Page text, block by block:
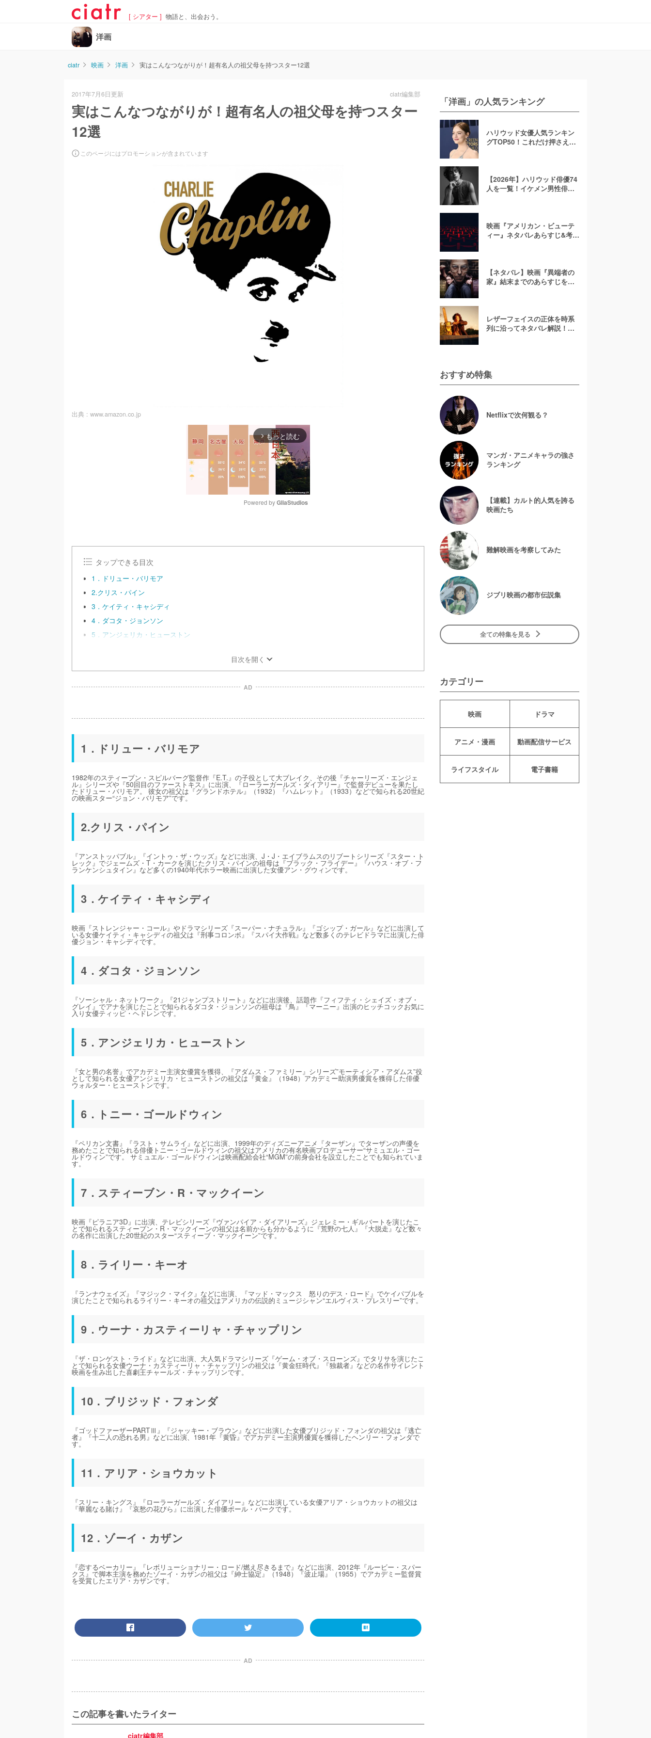
[ シアター ] 物語と、出会おう。
洋画
ciatr 映画 洋画 実はこんなつながりが！超有名人の祖父母を持つスター12選
2017年7月6日更新 ciatr編集部
実はこんなつながりが！超有名人の祖父母を持つスター
12選
このページにはプロモーションが含まれています
出典 : www.amazon.co.jp
arrow_forward_ios もっと読む
u
Powered by GliaStudios
タップできる目次
1．ドリュー・バリモア
2.クリス・パイン
3．ケイティ・キャシディ
4．ダコタ・ジョンソン
5．アンジェリカ・ヒューストン
目次を開く
AD
1．ドリュー・バリモア
1982年のスティーブン・スピルバーグ監督作『E.T.』の子役として大ブレイク、その後『チャーリーズ・エンジェ
ル』シリーズや『50回目のファーストキス』に出演、『ローラーガールズ・ダイアリー』で監督デビューを果たし
たドリュー・バリモア。 彼女の祖父は『グランドホテル』（1932）『ハムレット』（1933）などで知られる20世紀
の映画スター“ジョン・バリモア”です。
2.クリス・パイン
『アンストッパブル』『イントゥ・ザ・ウッズ』などに出演、J・J・エイブラムスのリブートシリーズ『スター・ト
レック』でジェームズ・T・カークを演じたクリス・パインの祖母は『ブラック・フライデー』『ハウス・オブ・フ
ランケンシュタイン』など多くの1940年代ホラー映画に出演した女優アン・グウィンです。
3．ケイティ・キャシディ
映画『ストレンジャー・コール』やドラマシリーズ『スーパー・ナチュラル』『ゴシップ・ガール』などに出演して
いる女優ケイティ・キャシディの祖父は『刑事コロンボ』『スパイ大作戦』など数多くのテレビドラマに出演した俳
優ジョン・キャシディです。
4．ダコタ・ジョンソン
『ソーシャル・ネットワーク』『21ジャンプストリート』などに出演後、話題作『フィフティ・シェイズ・オブ・
グレイ』でアナを演じたことで知られるダコタ・ジョンソンの祖母は『鳥』『マーニー』出演のヒッチコックお気に
入り女優ティッピ・ヘドレンです。
5．アンジェリカ・ヒューストン
『女と男の名誉』でアカデミー主演女優賞を獲得、『アダムス・ファミリー』シリーズ”モーティシア・アダムス”役
として知られる女優アンジェリカ・ヒューストンの祖父は『黄金』（1948）アカデミー助演男優賞を獲得した俳優
ウォルター・ヒューストンです。
6．トニー・ゴールドウィン
『ペリカン文書』『ラスト・サムライ』などに出演、1999年のディズニーアニメ『ターザン』でターザンの声優を
務めたことで知られる俳優トニー・ゴールドウィンの祖父はアメリカの有名映画プロデューサー“サミュエル・ゴー
ルドウィン”です。 サミュエル・ゴールドウィンは映画配給会社“MGM”の前身会社を設立したことでも知られていま
す。
7．スティーブン・R・マックイーン
映画『ピラニア3D』に出演、テレビシリーズ『ヴァンパイア・ダイアリーズ』ジェレミー・ギルバートを演じたこ
とで知られるスティーブン・R・マックイーンの祖父は名前からも分かるように『荒野の七人』『大脱走』など数々
の名作に出演した20世紀のスター“スティーブ・マックイーン”です。
8．ライリー・キーオ
『ランナウェイズ』『マジック・マイク』などに出演、『マッド・マックス 怒りのデス・ロード』でケイパブルを
演じたことで知られるライリー・キーオの祖父はアメリカの伝説的ミュージシャン“エルヴィス・プレスリー”です。
9．ウーナ・カスティーリャ・チャップリン
『ザ・ロンゲスト・ライド』などに出演、大人気ドラマシリーズ『ゲーム・オブ・スローンズ』でタリサを演じたこ
とで知られる女優ウーナ・カスティーリャ・チャップリンの祖父は『黄金狂時代』『独裁者』などの名作サイレント
映画を生み出した喜劇王チャールズ・チャップリンです。
10．ブリジッド・フォンダ
『ゴッドファーザーPARTⅢ』『ジャッキー・ブラウン』などに出演した女優ブリジッド・フォンダの祖父は『逃亡
者』『十二人の恐れる男』などに出演、1981年『黄昏』でアカデミー主演男優賞を獲得したヘンリー・フォンダで
す。
11．アリア・ショウカット
『スリー・キングス』『ローラーガールズ・ダイアリー』などに出演している女優アリア・ショウカットの祖父は
『華麗なる賭け』『哀愁の花びら』に出演した俳優ポール・バークです。
12．ゾーイ・カザン
『恋するベーカリー』『レボリューショナリー・ロード/燃え尽きるまで』などに出演、2012年『ルービー・スパー
クス』で脚本主演を務めたゾーイ・カザンの祖父は『紳士協定』（1948）『波止場』（1955）でアカデミー監督賞
を受賞したエリア・カザンです。
AD
この記事を書いたライター
ciatr編集部
「洋画」の人気ランキング
ハリウッド女優人気ランキン
グTOP50！これだけ押さえれ
【2026年】ハリウッド俳優74
人を一覧！イケメン男性俳優
映画『アメリカン・ビューテ
ィー』ネタバレあらすじ&考
【ネタバレ】映画『異端者の
家』結末までのあらすじを解
レザーフェイスの正体を時系
列に沿ってネタバレ解説！実
おすすめ特集
Netflixで次何観る？
マンガ・アニメキャラの強さ
ランキング
【連載】カルト的人気を誇る
映画たち
難解映画を考察してみた
ジブリ映画の都市伝説集
全ての特集を見る
カテゴリー
映画 ドラマ
アニメ・漫画 動画配信サービス
ライフスタイル 電子書籍